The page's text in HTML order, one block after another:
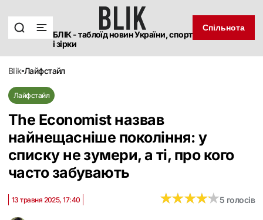
БЛІК - таблоїд новин України, спорт
і зірки
Спільнота
blik лайфстайл
Лайфстайл
The Economist назвав
найнещасніше покоління: у
списку не зумери, а ті, про кого
часто забувають
13 травня 2025, 17:40 ★★★★★
★★★★★5 голосів